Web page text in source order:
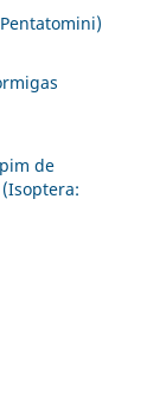
de